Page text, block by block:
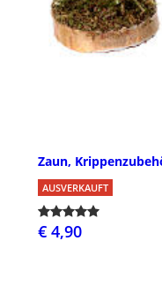
Zaun,
AUSVERKAUFT
€ 4,90